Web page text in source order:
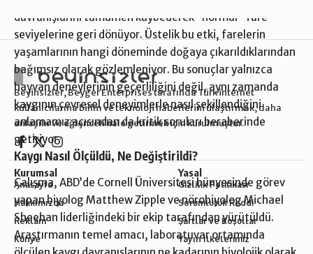
davranışlarını tamamen kaybederek “normal” fare
seviyelerine geri dönüyor. Üstelik bu etki, farelerin
yaşamlarının hangi döneminde doğaya çıkarıldıklarından
bağımsız olarak gözlemleniyor. Bu sonuçlar yalnızca
hayvan deneylerinin geçerliliğini değil, aynı zamanda
kaygının çevresel deneyimlerle nasıl şekillendiğini
anlamamız açısından da kritik soruları beraberinde
getiriyor.
Kaygı Nasıl Ölçüldü, Ne Değiştirildi?
Çalışma, ABD’de Cornell Üniversitesi bünyesinde görev
yapan biyolog Matthew Zipple ve nörobiyolog Michael
Sheehan liderliğindeki bir ekip tarafından yürütüldü.
Araştırmanın temel amacı, laboratuvar ortamında
Beyinsizler, Beyger Enterprises tarafında Türk internet
kullanıcılarına bilim ve teknoloji haberlerini ulaştırmak, daha
anlaşılır ve eğlenceli hale getirmek için kurulmuştur.
Kurumsal
Anasayfa
Hakkımızda
Reklam
Künye
Yasal
Gizlilik Politikası
Sorumluluk Reddi
Şartlar ve Koşullar
Yayın İlkelerimiz